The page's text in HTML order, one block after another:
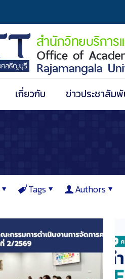
เกี่ยวกับ ข่าวประชาสัม
Tags Authors